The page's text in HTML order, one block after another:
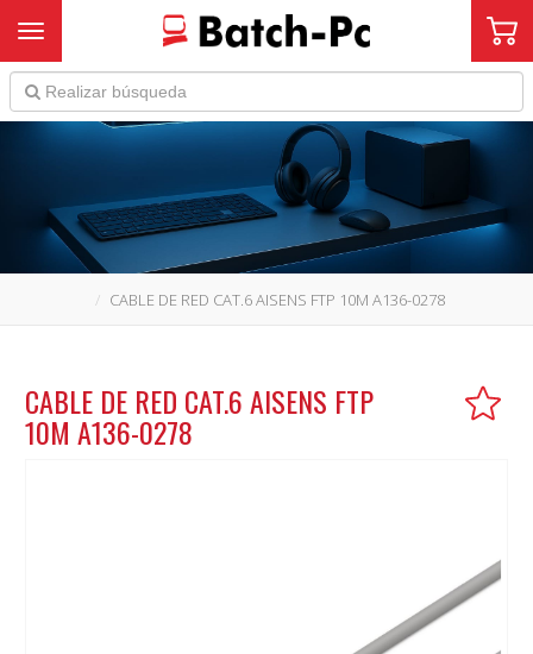
Toggle navigation
CABLE DE RED CAT.6 AISENS FTP 10M A136-0278
CABLE DE RED CAT.6 AISENS FTP
10M A136-0278